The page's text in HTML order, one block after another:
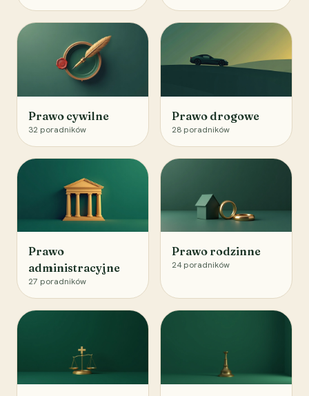
Prawo cywilne
32 poradników
Prawo drogowe
28 poradników
Prawo
administracyjne
27 poradników
Prawo rodzinne
24 poradników